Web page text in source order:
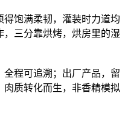
饱满柔韧，灌装时力道均
三分靠烘烤，烘房里的湿
程可追溯；出厂产品，留
质转化而生，非香精模拟